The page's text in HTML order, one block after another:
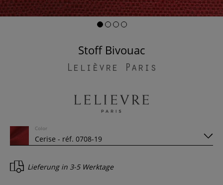
Stoff Bivouac
Lelièvre Paris
Color
Lieferung in 3-5 Werktage